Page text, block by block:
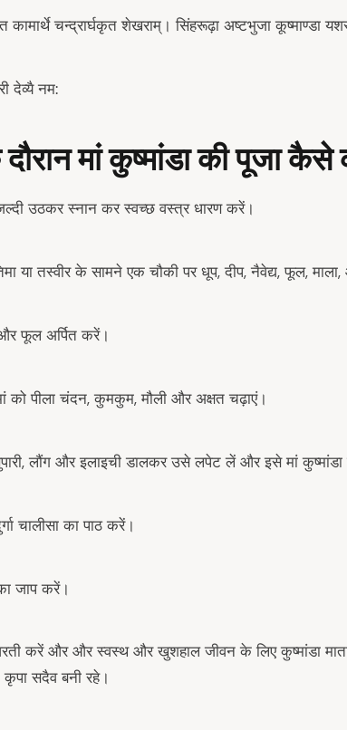
कामार्थे चन्द्रार्घकृत शेखराम्। सिंहरूढ़ा अष्टभुजा कूष्माण्डा
देव्यै नम:
मां कुष्मांडा की पूजा
उठकर स्नान कर स्वच्छ वस्त्र धारण करें।
या तस्वीर के सामने एक चौकी पर धूप, दीप, नैवेद्य, फूल,
फूल अर्पित करें।
को पीला चंदन, कुमकुम, मौली और अक्षत चढ़ाएं।
लौंग और इलाइची डालकर उसे लपेट लें और इसे मां कुष्मांडा
चालीसा का पाठ करें।
जाप करें।
करें और और स्वस्थ और खुशहाल जीवन के लिए कुष्मांडा
कृपा सदैव बनी रहे।